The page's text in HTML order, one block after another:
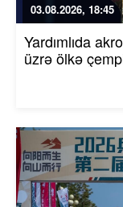
03.08.2026, 18:45
Yardımlıda
üzrə ölkə